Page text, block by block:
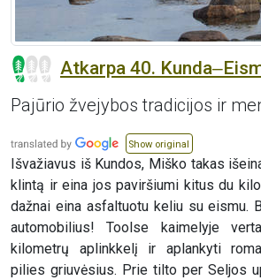
Atkarpa 40.
Pajūrio žvejybos tradicijos ir
Show original
Išvažiavus iš Kundos, Miško takas
klintą ir eina jos paviršiumi kitus du
dažnai eina asfaltuotu keliu su eismu.
automobilius! Toolse kaimelyje
kilometrų aplinkkelį ir aplankyti
pilies griuvėsius. Prie tilto per Seljos